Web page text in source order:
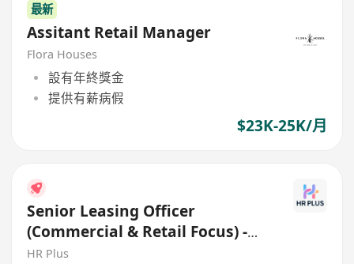
最新
Assitant Retail Manager
Flora Houses
設有年終獎金
提供有薪病假
$23K-25K/月
Senior Leasing Officer
(Commercial & Retail Focus) -
34k
HR Plus